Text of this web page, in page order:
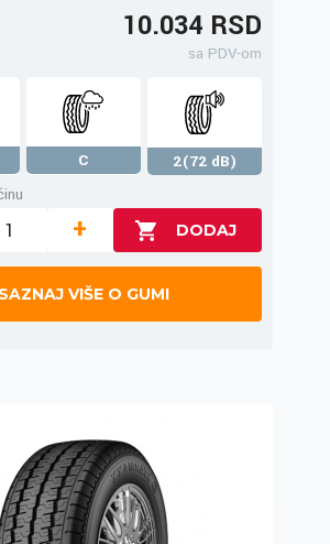
10.034 RSD
sa PDV-om
C
2(72 dB)
+
SAZNAJ VIŠE O GUMI